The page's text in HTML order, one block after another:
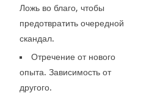
Ложь во благо, чтобы
предотвратить очередной
скандал.
Отречение от нового
опыта. Зависимость от
другого.